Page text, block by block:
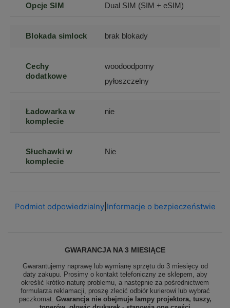
Opcje SIM Dual SIM (SIM + eSIM)
Blokada simlock brak blokady
Cechy
dodatkowe
woodoodporny
pyłoszczelny
Ładowarka w
komplecie
nie
Słuchawki w
komplecie
Nie
Podmiot odpowiedzialny| Informacje o bezpieczeństwie
GWARANCJA NA 3 MIESIĄCE
Gwarantujemy naprawę lub wymianę sprzętu do 3 miesięcy od
daty zakupu. Prosimy o kontakt telefoniczny ze sklepem, aby
określić krótko naturę problemu, a następnie za pośrednictwem
formularza reklamacji, proszę zlecić odbiór kurierowi lub wybrać
paczkomat. Gwarancja nie obejmuje lampy projektora, tuszy,